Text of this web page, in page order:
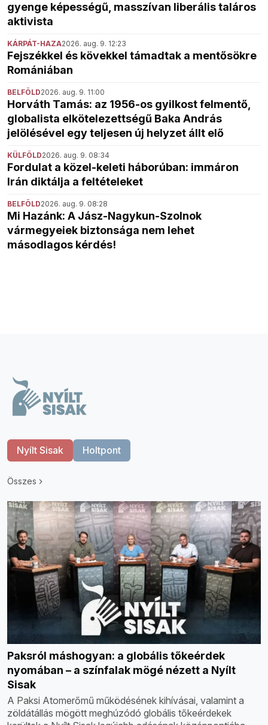
gyenge képességű, masszívan liberális taláros
aktivista
KÁRPÁT-HAZA2026. aug. 9. 12:23
Fejszékkel és kövekkel támadtak a mentősökre
Romániában
BELFÖLD2026. aug. 9. 11:00
Horváth Tamás: az 1956-os gyilkost felmentő,
globalista elkötelezettségű Baka András
jelölésével egy teljesen új helyzet állt elő
KÜLFÖLD2026. aug. 9. 08:34
Fordulat a közel-keleti háborúban: immáron
Irán diktálja a feltételeket
BELFÖLD2026. aug. 9. 08:28
Mi Hazánk: A Jász-Nagykun-Szolnok
vármegyeiek biztonsága nem lehet
másodlagos kérdés!
Nyílt Sisak Holtpont
Összes
Paksról máshogyan: a globális tőkeérdek
nyomában – a színfalak mögé nézett a Nyílt
Sisak
A Paksi Atomerőmű működésének kihívásai, valamint a
zöldátállás mögött meghúzódó globális tőkeérdekek